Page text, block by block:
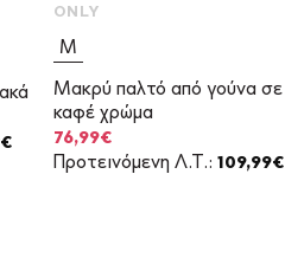
€
M
Μακρύ παλτό από γούνα σε
καφέ χρώμα
ONLY
Original
price
was:
76,99€
τρέχουσα
τιμή
Προτεινόμενη Λ.Τ.:109,99€